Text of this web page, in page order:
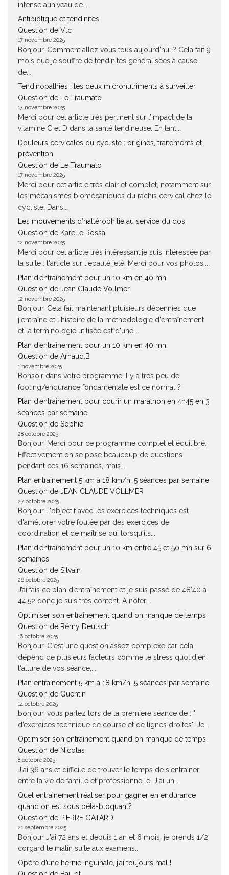
intense auniveau de...
Antibiotique et tendinites
Question de Vlc
17 novembre 2025
Bonjour, Comment allez vous tous aujourd'hui ? Cela fait 9
mois que je souffre de tendinites généralisées à cause
de...
Tendinopathies : les deux micronutriments à surveiller
Question de Le Traumato
17 novembre 2025
Merci pour cet article très pertinent sur l’impact de la
vitamine C et D dans la santé tendineuse. En tant...
Douleurs cervicales du cycliste : origines, traitements et
prévention
Question de Le Traumato
17 novembre 2025
Merci pour cet article très clair et complet, notamment sur
les mécanismes biomécaniques du rachis cervical chez le
cycliste. Dans...
Les mouvements d’haltérophilie au service du dos
Question de Karelle Rossa
12 novembre 2025
Merci pour cet article très intéressant.je suis intéressée par
la suite : l'article sur l'epaulé jeté. Merci pour vos photos,...
Plan d’entraînement pour un 10 km en 40 mn
Question de Jean Claude Vollmer
12 novembre 2025
Bonjour, Cela fait maintenant pluisieurs décennies que
j'entraîne et l'histoire de la méthodologie d'entraînement
et la terminologie utilisée est d'une...
Plan d’entraînement pour un 10 km en 40 mn
Question de Arnaud.B
1 novembre 2025
Bonsoir dans votre programme il y a très peu de
footing/endurance fondamentale est ce normal ?
Plan d’entraînement pour courir un marathon en 4h45 en 3
séances par semaine
Question de Sophie
28 octobre 2025
Bonjour, Merci pour ce programme complet et équilibré.
Effectivement on se pose beaucoup de questions
pendant ces 16 semaines, mais...
Plan entrainement 5 km à 18 km/h, 5 séances par semaine
Question de JEAN CLAUDE VOLLMER
27 octobre 2025
Bonjour L'objectif avec les exercices techniques est
d'améliorer votre foulée par des exercices de
coordination et de maîtrise qui lorsqu'ils...
Plan d’entraînement pour un 10 km entre 45 et 50 mn sur 6
semaines
Question de Silvain
26 octobre 2025
J’ai fais ce plan d’entraînement et je suis passé de 48’40 à
44’52 donc je suis très content. A noter...
Optimiser son entraînement quand on manque de temps
Question de Rémy Deutsch
16 octobre 2025
Bonjour, C'est une question assez complexe car cela
dépend de plusieurs facteurs comme le stress quotidien,
l'allure de vos séance,...
Plan entrainement 5 km à 18 km/h, 5 séances par semaine
Question de Quentin
14 octobre 2025
bonjour, vous parlez lors de la premiere séance de : "
d’exercices technique de course et de lignes droites". Je...
Optimiser son entraînement quand on manque de temps
Question de Nicolas
8 octobre 2025
J'ai 36 ans et difficile de trouver le temps de s'entrainer
entre la vie de famille et professionnelle. J'ai un...
Quel entrainement réaliser pour gagner en endurance
quand on est sous béta-bloquant?
Question de PIERRE GATARD
21 septembre 2025
Bonjour J'ai 72 ans et depuis 1 an et 6 mois, je prends 1/2
corgard le matin suite aux examens...
Opéré d’une hernie inguinale, j’ai toujours mal !